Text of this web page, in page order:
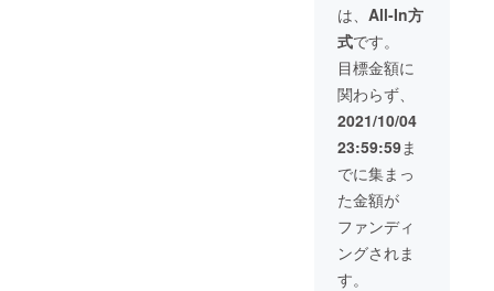
ださ
い。
用可能
他人
に譲渡
するこ
とはで
きませ
ん。
※DREA
MSPAR
Kのアカ
ウント
が食べ
放題
PASSに
ンにつ
きまし
ては
差額を
お支払
いくだ
さい。
ング等
につき
まして
は別途
購入を
お願い
しま
※21年
11/1～
22年
4/30の
半年間
が有効
期間と
なりま
す。 ※
ラーメ
ンのみ
食べ放
題とな
りま
す。 ※
ユー
ザーと
して
SNSに
もご招
待させ
ていた
だきま
す。 ※
夢を語
れ 広島
でのみ
使用可
能で
す。
を呼ぶ
ことが
できる
権利で
す。
【DRE
AMSPA
RKの原
野を開
拓する
者】 も
ちろん
こちら
のリ
ターン
は、 All-In方
式です。
目標金額に
関わらず、
2021/10/04
23:59:59ま
でに集まっ
た金額が
ファンディ
ングされま
す。